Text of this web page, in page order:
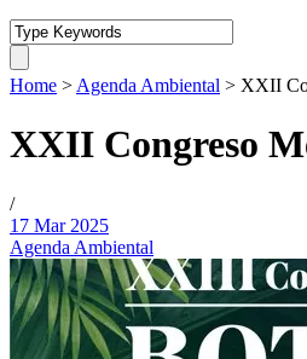
Home > Agenda Ambiental > XXII
XXII Congreso
/
17 Mar 2025
Agenda Ambiental